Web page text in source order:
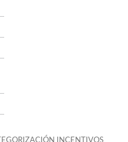
INCENTIVOS